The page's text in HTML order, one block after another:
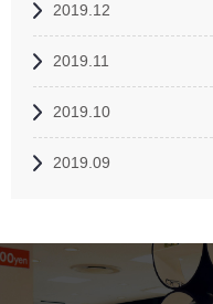
2019.12
2019.11
2019.10
2019.09